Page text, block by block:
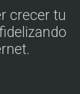
crecer tu